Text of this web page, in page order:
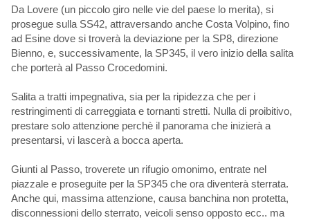
Da Lovere (un piccolo giro nelle vie del paese lo merita), si
prosegue sulla SS42, attraversando anche Costa Volpino, fino
ad Esine dove si troverà la deviazione per la SP8, direzione
Bienno, e, successivamente, la SP345, il vero inizio della salita
che porterà al Passo Crocedomini.
Salita a tratti impegnativa, sia per la ripidezza che per i
restringimenti di carreggiata e tornanti stretti. Nulla di proibitivo,
prestare solo attenzione perchè il panorama che inizierà a
presentarsi, vi lascerà a bocca aperta.
Giunti al Passo, troverete un rifugio omonimo, entrate nel
piazzale e proseguite per la SP345 che ora diventerà sterrata.
Anche qui, massima attenzione, causa banchina non protetta,
disconnessioni dello sterrato, veicoli senso opposto ecc.. ma